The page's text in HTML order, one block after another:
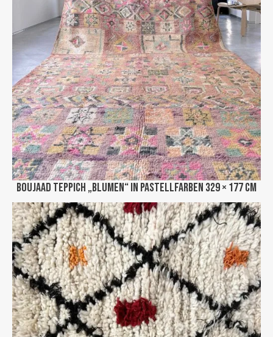
Boujaad Teppich „Blumen“ in Pastellfarben 329 × 177 cm